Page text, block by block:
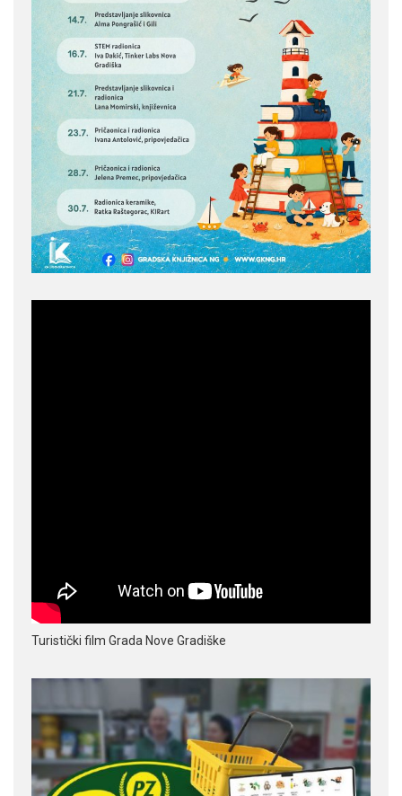
Turistički film Grada Nove Gradiške